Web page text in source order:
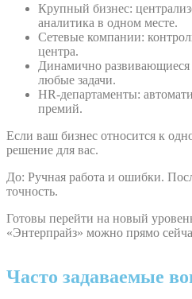
Крупный бизнес:
аналитика в одном месте.
Сетевые компании:
центра.
Динамично развивающиеся
любые задачи.
HR-департаменты:
премий.
Если ваш бизнес относится к
решение для вас.
До: Ручная работа и ошибки.
точность.
Готовы перейти на новый
«Энтерпрайз» можно прямо
Часто задаваемые